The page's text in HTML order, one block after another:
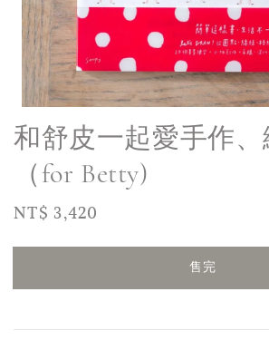
和舒皮一起愛手作
（for Betty)
Regular
NT$ 3,420
售完